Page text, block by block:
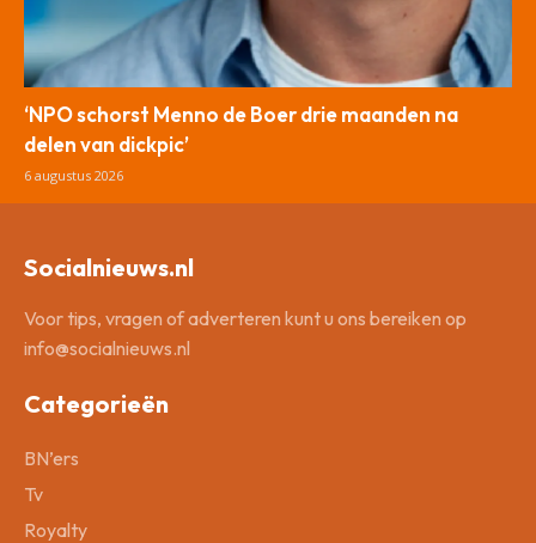
‘NPO schorst Menno de Boer drie maanden na
delen van dickpic’
6 augustus 2026
Socialnieuws.nl
Voor tips, vragen of adverteren kunt u ons bereiken op
info@socialnieuws.nl
Categorieën
BN’ers
Tv
Royalty